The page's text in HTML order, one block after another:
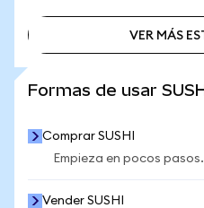
VER MÁS
Formas de usar
Comprar SUSHI
Empieza en pocos pasos.
Vender SUSHI